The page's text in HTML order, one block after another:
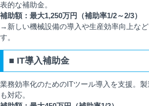
表的な補助金。
補助額：最大1,250万円（補助率1/2～2/3）
→新しい機械設備の導入や生産効率向上な
す。
■ IT導入補助金
業務効率化のためのITツール導入を支援。
も対応。